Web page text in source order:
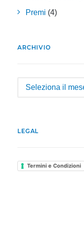
Premi (4)
ARCHIVIO
Archivio
LEGAL
Termini e Condizioni